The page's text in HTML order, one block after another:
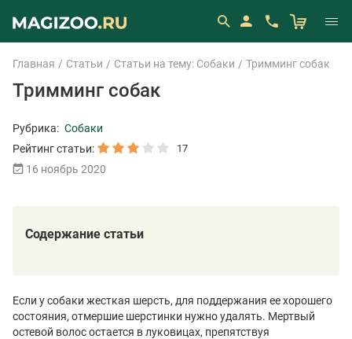
Главная Статьи Статьи на тему: Собаки Тримминг собак
Тримминг собак
Рубрика: Собаки
Рейтинг статьи:
17
16 ноябрь 2020
Содержание статьи
Если у собаки жесткая шерсть, для поддержания ее хорошего
состояния, отмершие шерстинки нужно удалять. Мертвый
остевой волос остается в луковицах, препятствуя